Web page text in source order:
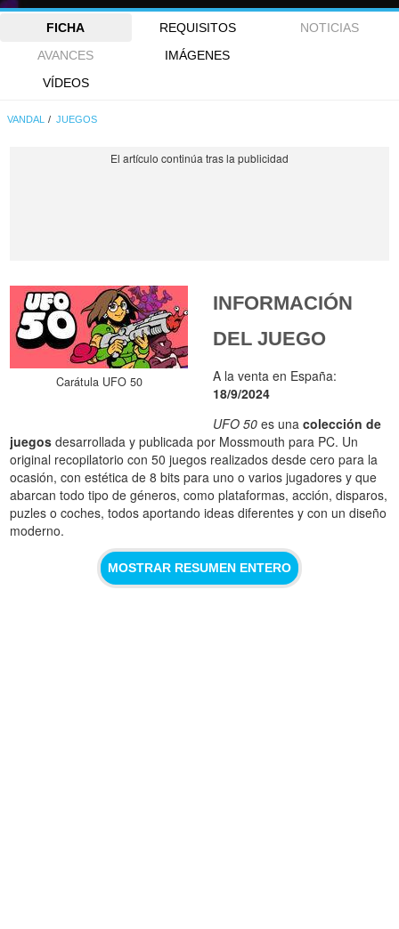
FICHA REQUISITOS
NOTICIAS
AVANCES
IMÁGENES
VÍDEOS
VANDAL JUEGOS
Carátula UFO 50
INFORMACIÓN
DEL JUEGO
A la venta en España:
18/9/2024
UFO 50 es unacolección de
juegos desarrollada y publicada por Mossmouth para PC. Un
original recopilatorio con 50 juegos realizados desde cero para la
ocasión, con estética de 8 bits para uno o varios jugadores y que
abarcan todo tipo de géneros, como plataformas, acción, disparos,
puzles o coches, todos aportando ideas diferentes y con un diseño
moderno.
MOSTRAR RESUMEN ENTERO